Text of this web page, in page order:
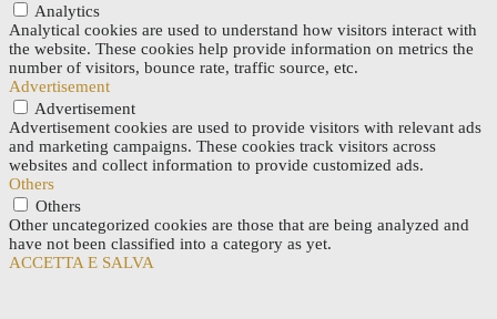
Analytics
Analytical cookies are used to understand how visitors interact with
the website. These cookies help provide information on metrics the
number of visitors, bounce rate, traffic source, etc.
Advertisement
Advertisement
Advertisement cookies are used to provide visitors with relevant ads
and marketing campaigns. These cookies track visitors across
websites and collect information to provide customized ads.
Others
Others
Other uncategorized cookies are those that are being analyzed and
have not been classified into a category as yet.
ACCETTA E SALVA